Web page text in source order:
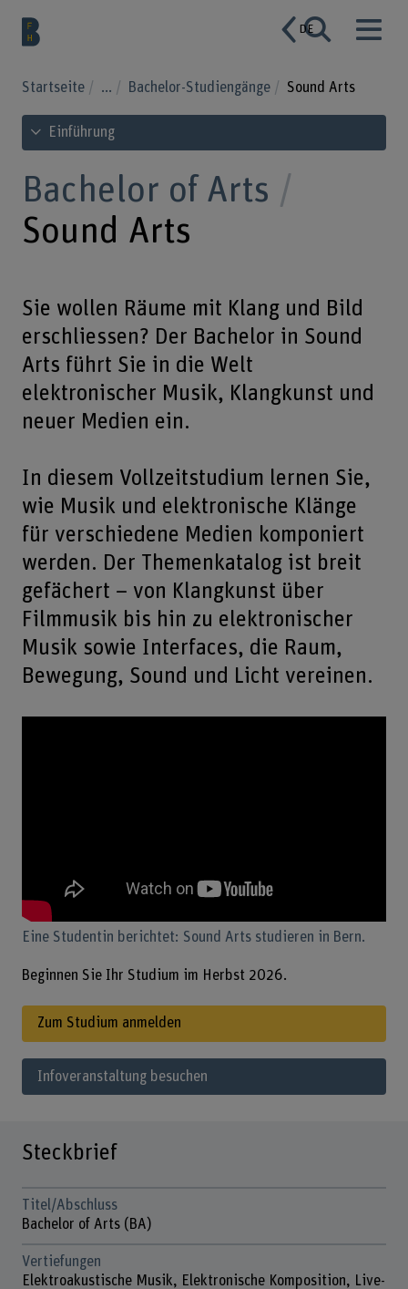
DE
Startseite ... Bachelor-Studiengänge Sound Arts
Inhaltsverzeichnis ansehen
Einführung
Bachelor of Arts
Sound Arts
Sie wollen Räume mit Klang und Bild
erschliessen? Der Bachelor in Sound
Arts führt Sie in die Welt
elektronischer Musik, Klangkunst und
neuer Medien ein.
In diesem Vollzeitstudium lernen Sie,
wie Musik und elektronische Klänge
für verschiedene Medien komponiert
werden. Der Themenkatalog ist breit
gefächert – von Klangkunst über
Filmmusik bis hin zu elektronischer
Musik sowie Interfaces, die Raum,
Bewegung, Sound und Licht vereinen.
Eine Studentin berichtet: Sound Arts studieren in Bern.
Beginnen Sie Ihr Studium im Herbst 2026.
Zum Studium anmelden
Infoveranstaltung besuchen
Steckbrief
Titel/Abschluss
Bachelor of Arts (BA)
Vertiefungen
Elektroakustische Musik, Elektronische Komposition, Live-